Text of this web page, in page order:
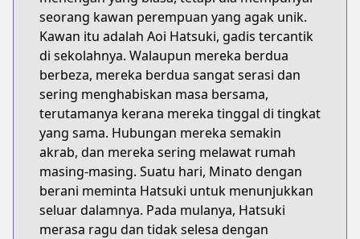
seorang kawan perempuan yang agak unik.
Kawan itu adalah Aoi Hatsuki, gadis tercantik
di sekolahnya. Walaupun mereka berdua
berbeza, mereka berdua sangat serasi dan
sering menghabiskan masa bersama,
terutamanya kerana mereka tinggal di tingkat
yang sama. Hubungan mereka semakin
akrab, dan mereka sering melawat rumah
masing-masing. Suatu hari, Minato dengan
berani meminta Hatsuki untuk menunjukkan
seluar dalamnya. Pada mulanya, Hatsuki
merasa ragu dan tidak selesa dengan